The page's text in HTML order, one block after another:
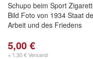
Schupo beim Sport
Bild Foto von 1934 Staat
Arbeit und des Friedens
5,00 €
+ 1,30 € Versand